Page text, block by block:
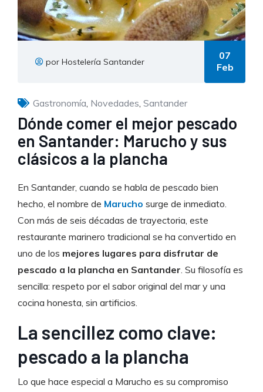
por Hostelería Santander
07
Feb
Gastronomía Novedades Santander
Dónde comer el mejor pescado
en Santander: Marucho y sus
clásicos a la plancha
En Santander, cuando se habla de pescado bien
hecho, el nombre de Marucho surge de inmediato.
Con más de seis décadas de trayectoria, este
restaurante marinero tradicional se ha convertido en
uno de los mejores lugares para disfrutar de
pescado a la plancha en Santander . Su filosofía es
sencilla: respeto por el sabor original del mar y una
cocina honesta, sin artificios.
La sencillez como clave:
pescado a la plancha
Lo que hace especial a Marucho es su compromiso